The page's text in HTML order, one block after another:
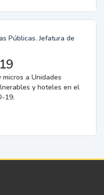
Públicas. Jefatura de
a Unidades
y hoteles en el
19.